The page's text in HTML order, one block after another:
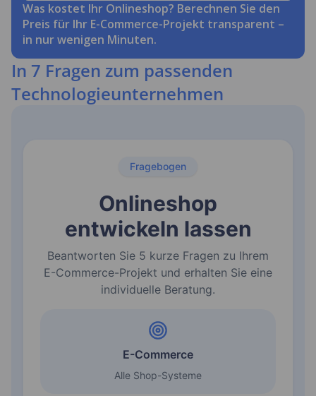
Was kostet Ihr Onlineshop? Berechnen Sie den
Preis für Ihr E-Commerce-Projekt transparent –
in nur wenigen Minuten.
In 7 Fragen zum passenden
Technologieunternehmen